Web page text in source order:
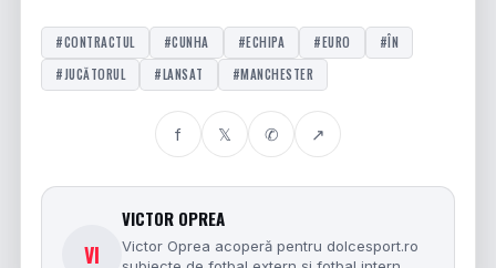
#CONTRACTUL #CUNHA #ECHIPA #EURO
#ÎN
#JUCĂTORUL
#LANSAT #MANCHESTER
f 𝕏 ✆ ↗
VI
VICTOR OPREA
Victor Oprea acoperă pentru dolcesport.ro